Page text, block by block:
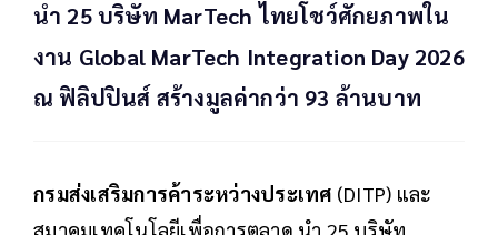
นำ 25 บริษัท MarTech ไทยโชว์ศักยภาพใน
งาน Global MarTech Integration Day 2026
ณ ฟิลิปปินส์ สร้างมูลค่ากว่า 93 ล้านบาท
กรมส่งเสริมการค้าระหว่างประเทศ (DITP) และ